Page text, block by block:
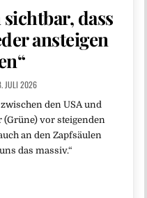
dass
ansteigen
JULI 2026
den USA und
vor steigenden
an den Zapfsäulen
das massiv.“